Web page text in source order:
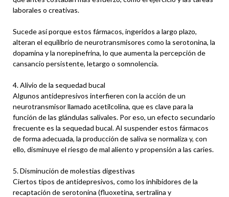
laborales o creativas.
Sucede así porque estos fármacos, ingeridos a largo plazo,
alteran el equilibrio de neurotransmisores como la serotonina, la
dopamina y la norepinefrina, lo que aumenta la percepción de
cansancio persistente, letargo o somnolencia.
4. Alivio de la sequedad bucal
Algunos antidepresivos interfieren con la acción de un
neurotransmisor llamado acetilcolina, que es clave para la
función de las glándulas salivales. Por eso, un efecto secundario
frecuente es la sequedad bucal. Al suspender estos fármacos
de forma adecuada, la producción de saliva se normaliza y, con
ello, disminuye el riesgo de mal aliento y propensión a las caries.
5. Disminución de molestias digestivas
Ciertos tipos de antidepresivos, como los inhibidores de la
recaptación de serotonina (fluoxetina, sertralina y